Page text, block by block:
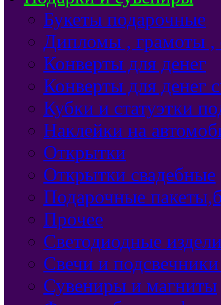
Букеты подарочные
Дипломы , грамоты ,
Конверты для денег
Конверты для денег
Кубки и статуэтки
Наклейки на
Открытки
Открытки свадебные
Подарочные
Прочее
Светодиодные
Свечи и
Сувениры и магниты